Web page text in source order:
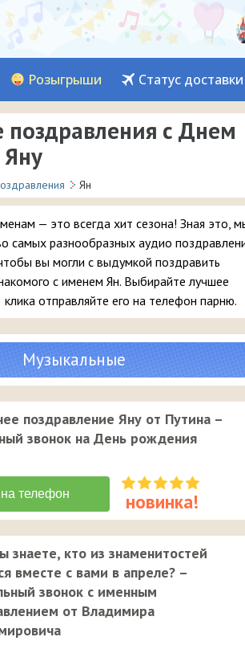
Розыгрыши Статус доставки
поздравления с Днем
Ян
— это всегда хит сезона! Зная это,
самых разнообразных аудио
вы могли с выдумкой поздравить
с именем Ян. Выбирайте лучшее
отправляйте его на телефон парню.
Музыкальные
поздравление Яну от Путина –
звонок на День рождения
знаете, кто из знаменитостей
вместе с вами в апреле? –
звонок с именным
от Владимира